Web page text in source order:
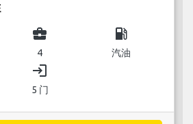
business_center
4
local_gas_station
汽油
login
5 门